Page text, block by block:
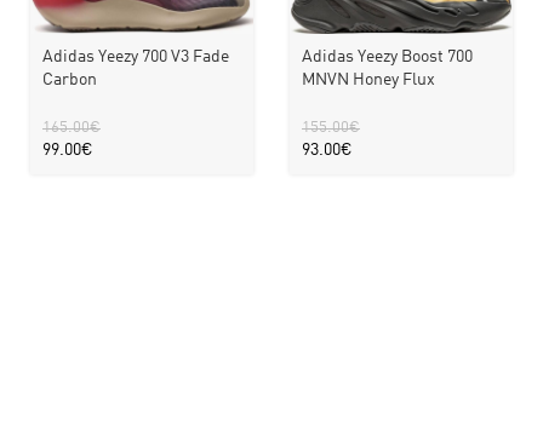
Adidas Yeezy 700 V3 Fade
Carbon
165.00€
99.00€
Adidas Yeezy Boost 700
MNVN Honey Flux
155.00€
93.00€